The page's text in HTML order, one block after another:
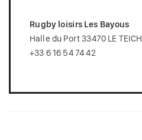
Rugby loisirs Les Bayous
Halle du Port 33470 LE TEICH
+33 6 16 54 74 42